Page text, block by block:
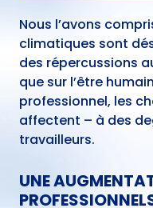
Nous l’avons
climatiques sont
des répercussions
que sur l’être
professionnel, les
affectent – à des
travailleurs.
UNE